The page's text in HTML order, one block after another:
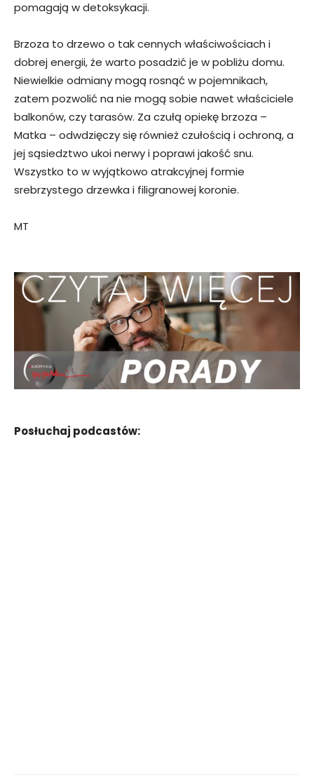
pomagają w detoksykacji.
Brzoza to drzewo o tak cennych właściwościach i
dobrej energii, że warto posadzić je w pobliżu domu.
Niewielkie odmiany mogą rosnąć w pojemnikach,
zatem pozwolić na nie mogą sobie nawet właściciele
balkonów, czy tarasów. Za czułą opiekę brzoza –
Matka – odwdzięczy się również czułością i ochroną, a
jej sąsiedztwo ukoi nerwy i poprawi jakość snu.
Wszystko to w wyjątkowo atrakcyjnej formie
srebrzystego drzewka i filigranowej koronie.
MT
Posłuchaj podcastów: